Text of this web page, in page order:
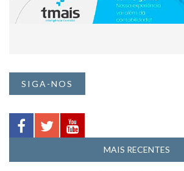
SIGA-NOS
MAIS RECENTES